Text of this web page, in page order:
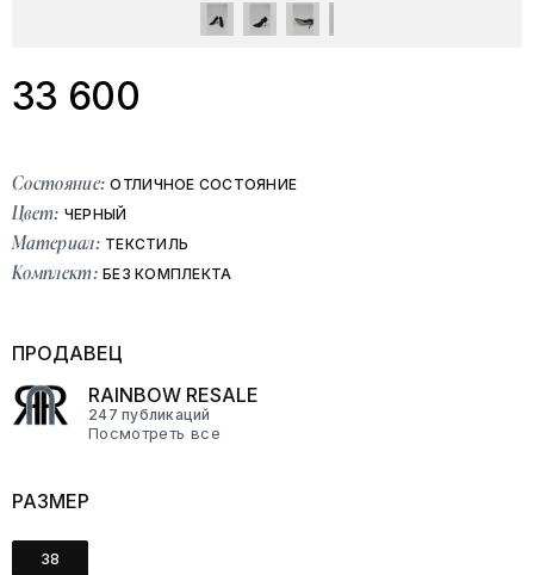
33 600
Состояние: ОТЛИЧНОЕ СОСТОЯНИЕ
Цвет: ЧЕРНЫЙ
Материал: ТЕКСТИЛЬ
Комплект: БЕЗ КОМПЛЕКТА
ПРОДАВЕЦ
RAINBOW RESALE
247 публикаций
Посмотреть все
РАЗМЕР
38